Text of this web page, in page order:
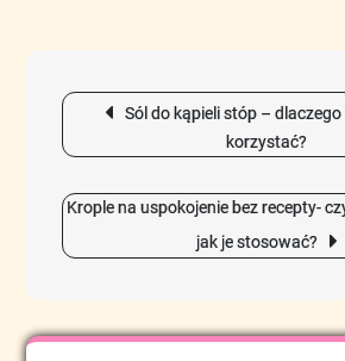
Nawigacja
wpisuSól do kąpieli stóp –
korzystać?
Krople na uspokojenie bez recepty-
jak je stosować?